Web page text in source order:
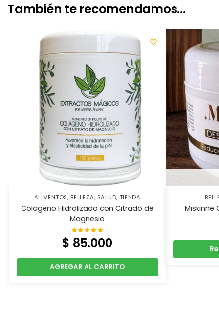
También te recomendamos...
ALIMENTOS, BELLEZA, SALUD, TIENDA
Colágeno Hidrolizado con Citrado de
Magnesio
$ 85.000
AGREGAR AL CARRITO
Miskinne